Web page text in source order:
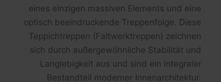
eines einzigen massiven Elements und eine
optisch beeindruckende Treppenfolge. Diese
Teppichtreppen (Faltwerktreppen) zeichnen
sich durch außergewöhnliche Stabilität und
Langlebigkeit aus und sind ein integraler
Bestandteil moderner Innenarchitektur.